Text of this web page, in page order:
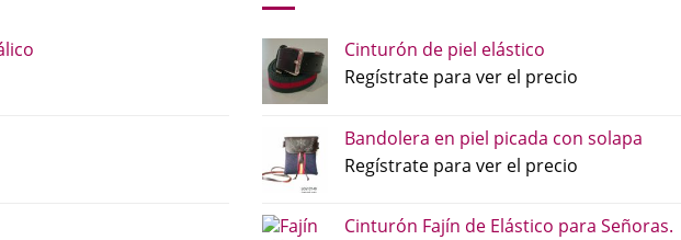
Cinturón de piel elástico
Regístrate para ver el precio
Bandolera en piel picada con solapa
Regístrate para ver el precio
Cinturón Fajín de Elástico para Señoras.